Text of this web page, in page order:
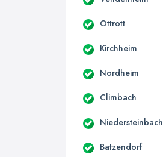
Ottrott
Kirchheim
Nordheim
Climbach
Niedersteinbach
Batzendorf